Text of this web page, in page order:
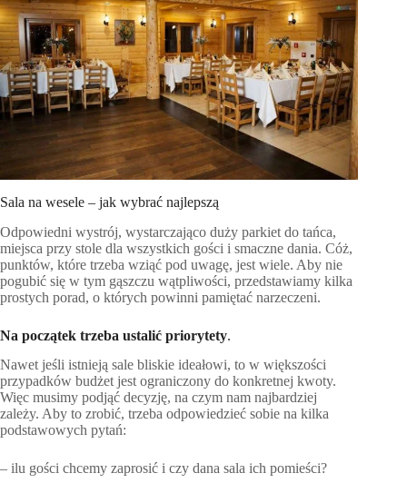
Sala na wesele – jak wybrać najlepszą
Odpowiedni wystrój, wystarczająco duży parkiet do tańca,
miejsca przy stole dla wszystkich gości i smaczne dania. Cóż,
punktów, które trzeba wziąć pod uwagę, jest wiele. Aby nie
pogubić się w tym gąszczu wątpliwości, przedstawiamy kilka
prostych porad, o których powinni pamiętać narzeczeni.
Na początek trzeba ustalić priorytety.
Nawet jeśli istnieją sale bliskie ideałowi, to w większości
przypadków budżet jest ograniczony do konkretnej kwoty.
Więc musimy podjąć decyzję, na czym nam najbardziej
zależy. Aby to zrobić, trzeba odpowiedzieć sobie na kilka
podstawowych pytań:
– ilu gości chcemy zaprosić i czy dana sala ich pomieści?